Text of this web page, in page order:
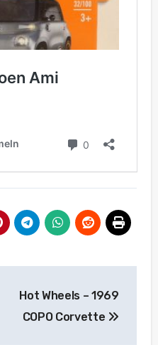
Hot Wheels – 1969
COPO Corvette